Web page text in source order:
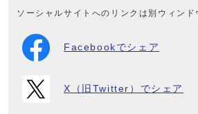
ソーシャルサイトへのリンクは別ウィンド
Facebookでシェア
X（旧Twitter）でシェア